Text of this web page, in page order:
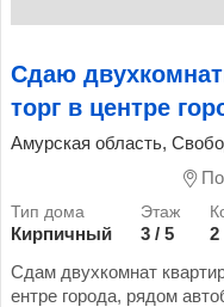
Сдаю
торг в центре
Амурская область,
Кирпичный 3 / 5 2
Сдам двухкомнат
ентре города, рядом